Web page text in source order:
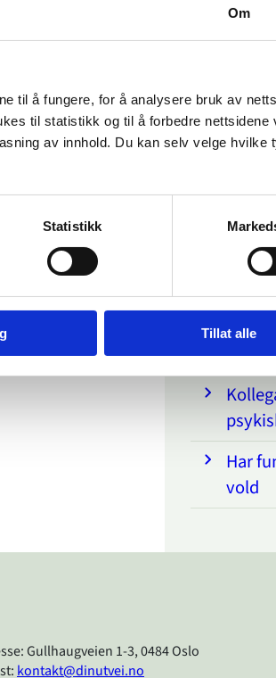
Om
til å fungere, for å analysere bruk av
til statistikk og til å forbedre nettsidene
av innhold. Du kan selv velge hvilke
Statistikk
Tillat alle
Er
Redd
Hvor
Er du
kan
hvis
Har
vold
Gullhaugveien 1-3, 0484 Oslo
kontakt@dinutvei.no